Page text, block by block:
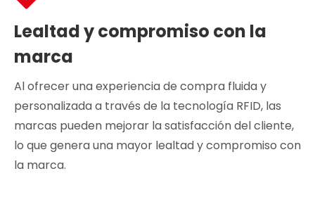
Lealtad y compromiso con la
marca
Al ofrecer una experiencia de compra fluida y
personalizada a través de la tecnología RFID, las
marcas pueden mejorar la satisfacción del cliente,
lo que genera una mayor lealtad y compromiso con
la marca.